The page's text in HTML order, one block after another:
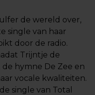
de wereld over,
single van haar
door de radio.
Trijntje de
hymne De Zee en
vocale kwaliteiten.
single van Total